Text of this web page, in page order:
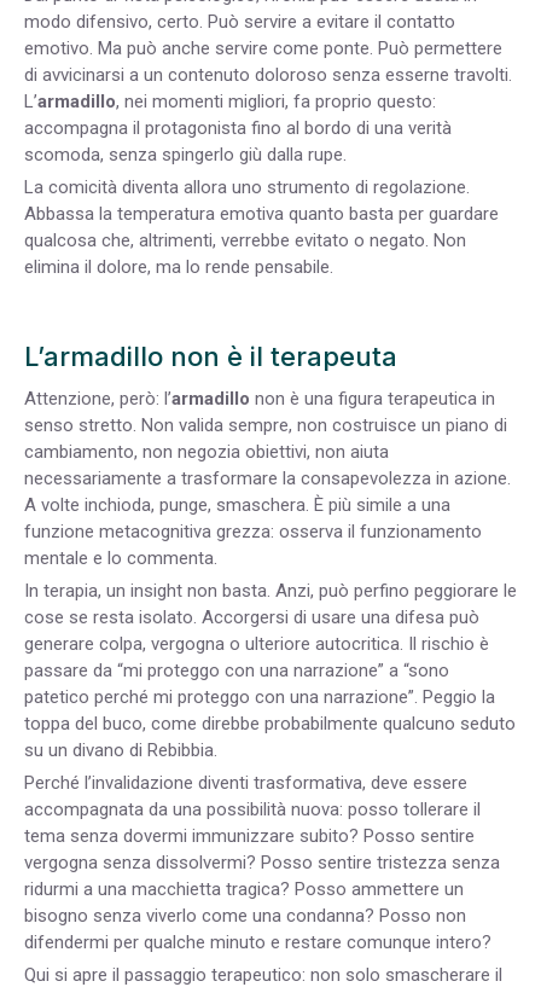
modo difensivo, certo. Può servire a evitare il contatto
emotivo. Ma può anche servire come ponte. Può permettere
di avvicinarsi a un contenuto doloroso senza esserne travolti.
L’armadillo, nei momenti migliori, fa proprio questo:
accompagna il protagonista fino al bordo di una verità
scomoda, senza spingerlo giù dalla rupe.
La comicità diventa allora uno strumento di regolazione.
Abbassa la temperatura emotiva quanto basta per guardare
qualcosa che, altrimenti, verrebbe evitato o negato. Non
elimina il dolore, ma lo rende pensabile.
L’armadillo non è il terapeuta
Attenzione, però: l’armadillo non è una figura terapeutica in
senso stretto. Non valida sempre, non costruisce un piano di
cambiamento, non negozia obiettivi, non aiuta
necessariamente a trasformare la consapevolezza in azione.
A volte inchioda, punge, smaschera. È più simile a una
funzione metacognitiva grezza: osserva il funzionamento
mentale e lo commenta.
In terapia, un insight non basta. Anzi, può perfino peggiorare le
cose se resta isolato. Accorgersi di usare una difesa può
generare colpa, vergogna o ulteriore autocritica. Il rischio è
passare da “mi proteggo con una narrazione” a “sono
patetico perché mi proteggo con una narrazione”. Peggio la
toppa del buco, come direbbe probabilmente qualcuno seduto
su un divano di Rebibbia.
Perché l’invalidazione diventi trasformativa, deve essere
accompagnata da una possibilità nuova: posso tollerare il
tema senza dovermi immunizzare subito? Posso sentire
vergogna senza dissolvermi? Posso sentire tristezza senza
ridurmi a una macchietta tragica? Posso ammettere un
bisogno senza viverlo come una condanna? Posso non
difendermi per qualche minuto e restare comunque intero?
Qui si apre il passaggio terapeutico: non solo smascherare il